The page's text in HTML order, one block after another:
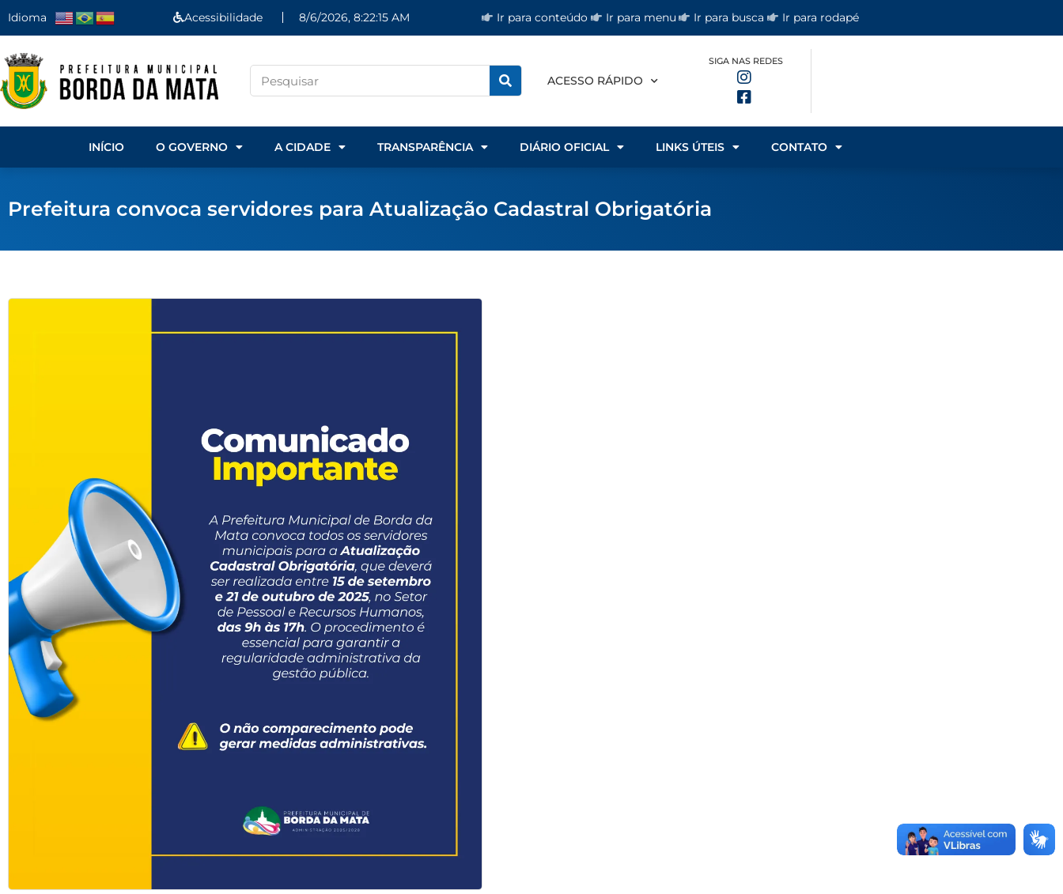
Idioma Acessibilidade 8/6/2026, 8:22:16 AM Ir para conteúdo Ir para menu Ir para busca Ir para rodapé
ACESSO RÁPIDO
SIGA NAS REDES
INÍCIO O GOVERNO A CIDADE TRANSPARÊNCIA DIÁRIO OFICIAL LINKS ÚTEIS CONTATO
Prefeitura convoca servidores para Atualização Cadastral Obrigatória